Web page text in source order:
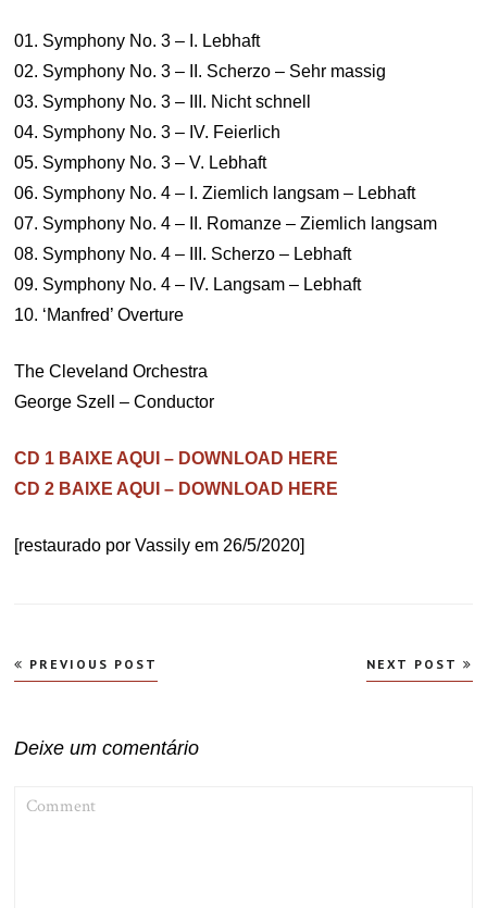
01. Symphony No. 3 – I. Lebhaft
02. Symphony No. 3 – II. Scherzo – Sehr massig
03. Symphony No. 3 – III. Nicht schnell
04. Symphony No. 3 – IV. Feierlich
05. Symphony No. 3 – V. Lebhaft
06. Symphony No. 4 – I. Ziemlich langsam – Lebhaft
07. Symphony No. 4 – II. Romanze – Ziemlich langsam
08. Symphony No. 4 – III. Scherzo – Lebhaft
09. Symphony No. 4 – IV. Langsam – Lebhaft
10. ‘Manfred’ Overture
The Cleveland Orchestra
George Szell – Conductor
CD 1 BAIXE AQUI – DOWNLOAD HERE
CD 2 BAIXE AQUI – DOWNLOAD HERE
[restaurado por Vassily em 26/5/2020]
Navegação
de
PREVIOUS POST NEXT POST
Deixe um comentário